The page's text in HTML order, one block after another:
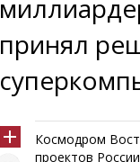
принял
Космодром
проектов